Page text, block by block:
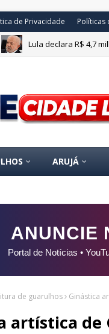
de Privacidade Políticas
Lula declara R$ 4,7
ARUJÁ
ANUNCIE
Portal de Notícias •
de guarulhos Ginástica
artística